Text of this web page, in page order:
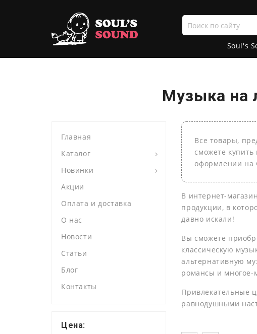
Поиск
по
сайту
Soul's
Музыка на
Главная
Каталог
Новинки
Акции
Оплата и доставка
О нас
Новости
Статьи
Блог
Контакты
Цена:
Все товары,
сможете
оформлении на
В интернет-
продукции, в
давно искали!
Вы сможете
классическую
альтернативную
романсы и многое-
Привлекательные
равнодушными